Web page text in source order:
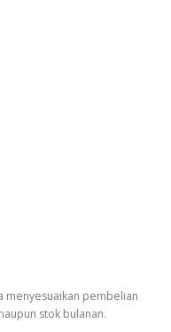
menyesuaikan pembelian
stok bulanan.